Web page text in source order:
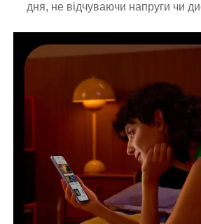
дня, не відчуваючи напруги чи